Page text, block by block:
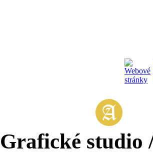
Grafické studio